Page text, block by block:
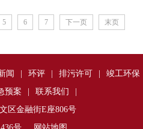
5 6 7 下一页 末页
闻 环评 排污许可
竣工环保
预案 联系我们
区金融街E座806号